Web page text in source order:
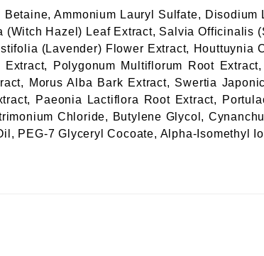
Ammonium Lauryl Sulfate,
Hazel) Leaf Extract, Salvia Officinalis
(Lavender) Flower Extract, Houttuynia
Polygonum Multiflorum Root
Morus Alba Bark Extract, Swertia
Paeonia Lactiflora Root Extract,
Chloride, Butylene Glycol,
PEG-7 Glyceryl Cocoate, Alpha-Isomethyl